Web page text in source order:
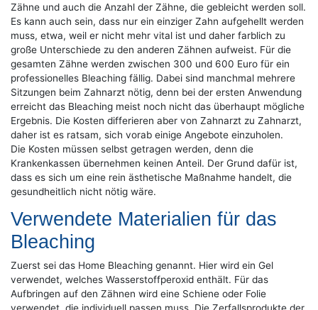
Zähne und auch die Anzahl der Zähne, die gebleicht werden soll.
Es kann auch sein, dass nur ein einziger Zahn aufgehellt werden
muss, etwa, weil er nicht mehr vital ist und daher farblich zu
große Unterschiede zu den anderen Zähnen aufweist. Für die
gesamten Zähne werden zwischen 300 und 600 Euro für ein
professionelles Bleaching fällig. Dabei sind manchmal mehrere
Sitzungen beim Zahnarzt nötig, denn bei der ersten Anwendung
erreicht das Bleaching meist noch nicht das überhaupt mögliche
Ergebnis. Die Kosten differieren aber von Zahnarzt zu Zahnarzt,
daher ist es ratsam, sich vorab einige Angebote einzuholen.
Die Kosten müssen selbst getragen werden, denn die
Krankenkassen übernehmen keinen Anteil. Der Grund dafür ist,
dass es sich um eine rein ästhetische Maßnahme handelt, die
gesundheitlich nicht nötig wäre.
Verwendete Materialien für das
Bleaching
Zuerst sei das Home Bleaching genannt. Hier wird ein Gel
verwendet, welches Wasserstoffperoxid enthält. Für das
Aufbringen auf den Zähnen wird eine Schiene oder Folie